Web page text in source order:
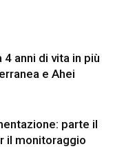
anni di vita in più
e Ahei
parte il
il monitoraggio